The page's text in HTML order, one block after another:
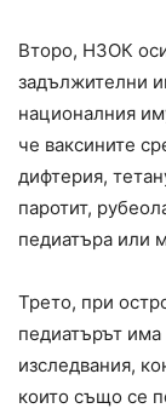
Второ, НЗОК
задължителни
националния
че ваксините
дифтерия,
паротит,
педиатъра или
Трето, при
педиатърът
изследвания,
които също се